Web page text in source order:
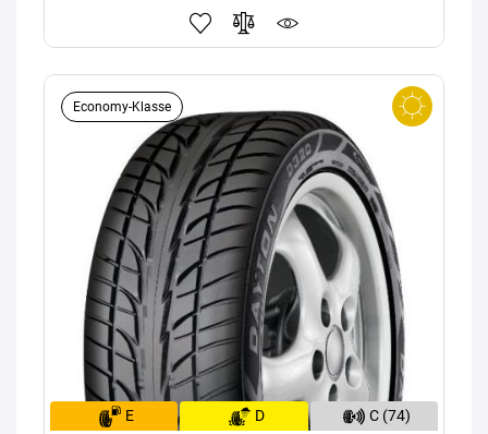
Economy-Klasse
E D C (74)